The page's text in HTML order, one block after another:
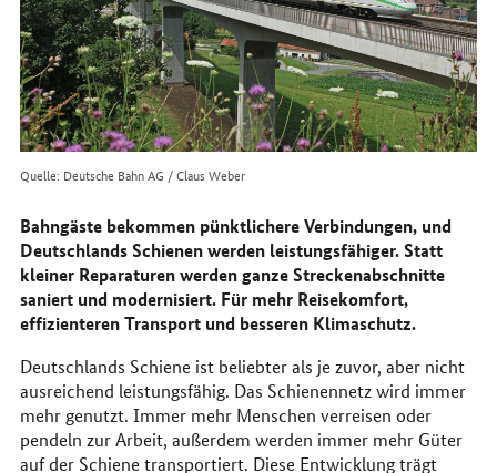
Quelle: Deutsche Bahn AG / Claus Weber
Bahngäste bekommen pünktlichere Verbindungen, und
Deutschlands Schienen werden leistungsfähiger. Statt
kleiner Reparaturen werden ganze Streckenabschnitte
saniert und modernisiert. Für mehr Reisekomfort,
effizienteren Transport und besseren Klimaschutz.
Deutschlands Schiene ist beliebter als je zuvor, aber nicht
ausreichend leistungsfähig. Das Schienennetz wird immer
mehr genutzt. Immer mehr Menschen verreisen oder
pendeln zur Arbeit, außerdem werden immer mehr Güter
auf der Schiene transportiert. Diese Entwicklung trägt